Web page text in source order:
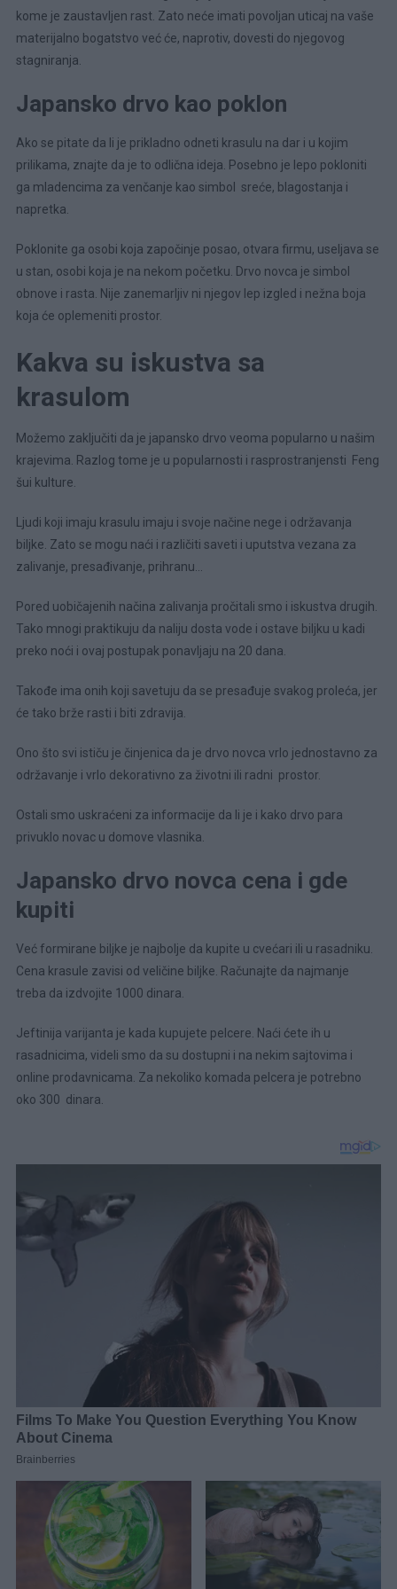
kome je zaustavljen rast. Zato neće imati povoljan uticaj na vaše
materijalno bogatstvo već će, naprotiv, dovesti do njegovog
stagniranja.
Japansko drvo kao poklon
Ako se pitate da li je prikladno odneti krasulu na dar i u kojim
prilikama, znajte da je to odlična ideja. Posebno je lepo pokloniti
ga mladencima za venčanje kao simbol sreće, blagostanja i
napretka.
Poklonite ga osobi koja započinje posao, otvara firmu, useljava se
u stan, osobi koja je na nekom početku. Drvo novca je simbol
obnove i rasta. Nije zanemarljiv ni njegov lep izgled i nežna boja
koja će oplemeniti prostor.
Kakva su iskustva sa
krasulom
Možemo zaključiti da je japansko drvo veoma popularno u našim
krajevima. Razlog tome je u popularnosti i rasprostranjensti Feng
šui kulture.
Ljudi koji imaju krasulu imaju i svoje načine nege i održavanja
biljke. Zato se mogu naći i različiti saveti i uputstva vezana za
zalivanje, presađivanje, prihranu…
Pored uobičajenih načina zalivanja pročitali smo i iskustva drugih.
Tako mnogi praktikuju da naliju dosta vode i ostave biljku u kadi
preko noći i ovaj postupak ponavljaju na 20 dana.
Takođe ima onih koji savetuju da se presađuje svakog proleća, jer
će tako brže rasti i biti zdravija.
Ono što svi ističu je činjenica da je drvo novca vrlo jednostavno za
održavanje i vrlo dekorativno za životni ili radni prostor.
Ostali smo uskraćeni za informacije da li je i kako drvo para
privuklo novac u domove vlasnika.
Japansko drvo novca cena i gde
kupiti
Već formirane biljke je najbolje da kupite u cvećari ili u rasadniku.
Cena krasule zavisi od veličine biljke. Računajte da najmanje
treba da izdvojite 1000 dinara.
Jeftinija varijanta je kada kupujete pelcere. Naći ćete ih u
rasadnicima, videli smo da su dostupni i na nekim sajtovima i
online prodavnicama. Za nekoliko komada pelcera je potrebno
oko 300 dinara.